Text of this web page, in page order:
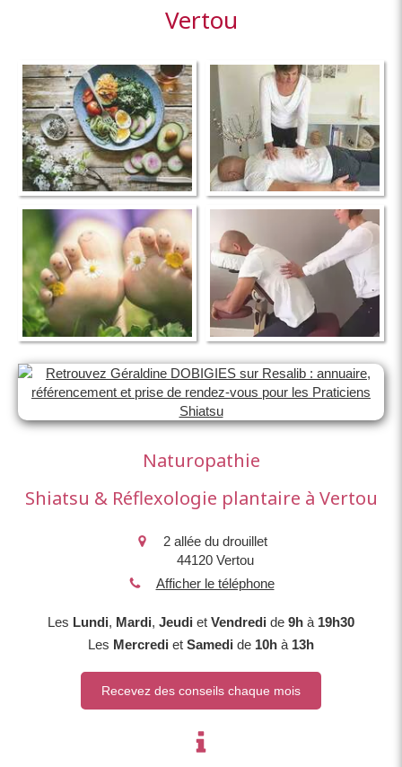
Vertou
Naturopathie
Shiatsu & Réflexologie plantaire à Vertou
2 allée du drouillet
44120 Vertou
Afficher le téléphone
Les Lundi, Mardi, Jeudi et Vendredi de 9h à 19h30
Les Mercredi et Samedi de 10h à 13h
Recevez des conseils chaque mois